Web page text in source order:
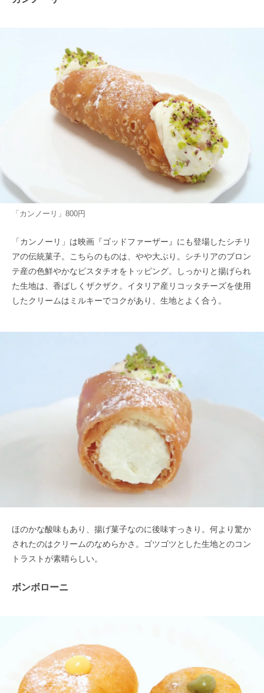
「カンノーリ」800円
「カンノーリ」は映画『ゴッドファーザー』にも登場したシチリ
アの伝統菓子。こちらのものは、やや大ぶり。シチリアのブロン
テ産の色鮮やかなピスタチオをトッピング。しっかりと揚げられ
た生地は、香ばしくザクザク。イタリア産リコッタチーズを使用
したクリームはミルキーでコクがあり、生地とよく合う。
ほのかな酸味もあり、揚げ菓子なのに後味すっきり。何より驚か
されたのはクリームのなめらかさ。ゴツゴツとした生地とのコン
トラストが素晴らしい。
ボンボローニ